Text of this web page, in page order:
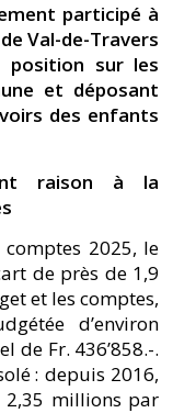
participé à
Val-de-Travers
position sur les
et déposant
des enfants
raison à la
2025, le
de près de 1,9
et les comptes,
d’environ
de Fr. 436’858.-.
: depuis 2016,
2,35 millions par